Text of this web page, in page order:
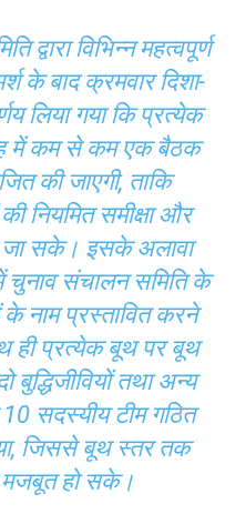
विभिन्न महत्वपूर्ण
के बाद क्रमवार दिशा-
लिया गया कि प्रत्येक
में कम से कम एक बैठक
की जाएगी, ताकि
नियमित समीक्षा और
जा सके। इसके अलावा
चुनाव संचालन समिति के
नाम प्रस्तावित करने
ही प्रत्येक बूथ पर बूथ
बुद्धिजीवियों तथा अन्य
10 सदस्यीय टीम गठित
जिससे बूथ स्तर तक
हो सके।